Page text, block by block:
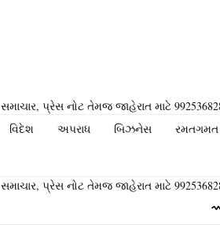
સમાચાર, પ્રેસ નોટ તેમજ જાહેરાત માટે
વિદેશ અપરાધ બિઝનેસ રમતગમત
સમાચાર, પ્રેસ નોટ તેમજ જાહેરાત માટે
⇝